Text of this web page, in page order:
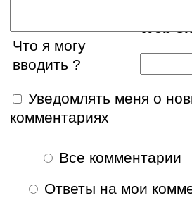
Web
Что я могу
вводить ?
Уведомлять меня о
комментариях
Все комментарии
Ответы на мои